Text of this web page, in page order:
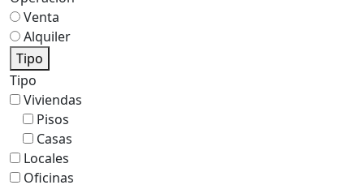
Venta
Alquiler
Tipo
Tipo
Viviendas
Pisos
Casas
Locales
Oficinas